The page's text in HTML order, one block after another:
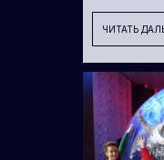
ЧИТАТЬ